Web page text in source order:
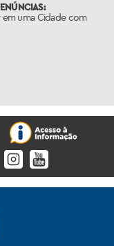
em uma Cidade com